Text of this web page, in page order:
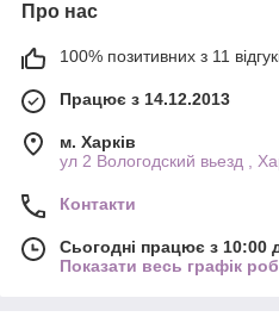
Про нас
100% позитивних з 11
Працює з 14.12.2013
м. Харків
ул 2 Вологодский вьезд ,
Контакти
Сьогодні працює з 10:00
Показати весь графік